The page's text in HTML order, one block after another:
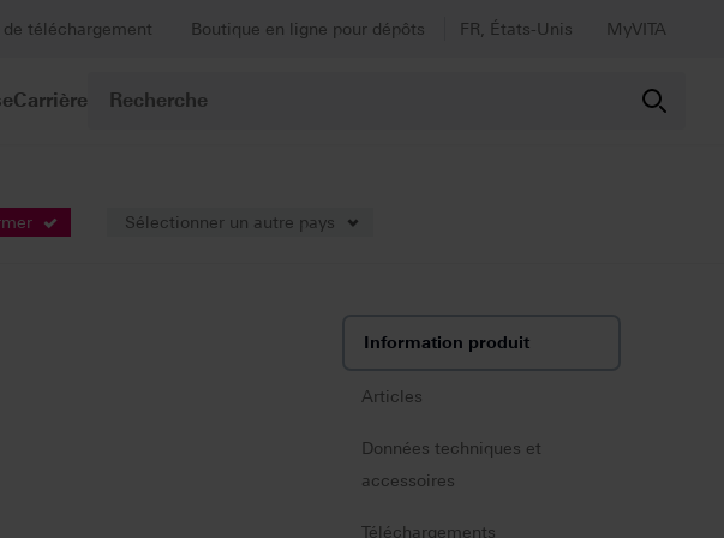
de téléchargement Boutique en ligne pour dépôts FR, États-Unis MyVITA
Carrière
Sélectionner un autre pays
Information produit
Articles
Données techniques et
accessoires
Téléchargements